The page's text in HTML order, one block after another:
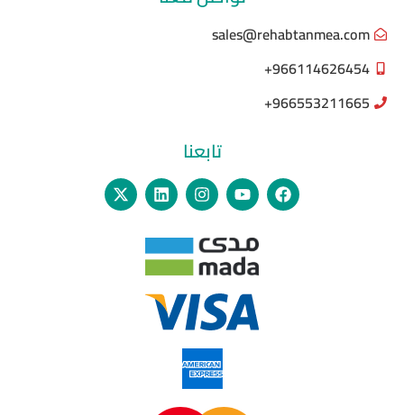
sales@rehabtanmea.com
966114626454+
966553211665+
تابعنا